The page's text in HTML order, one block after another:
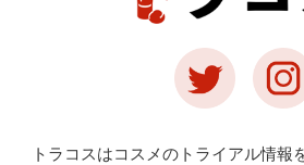
トラコスはコスメのトライアル情報